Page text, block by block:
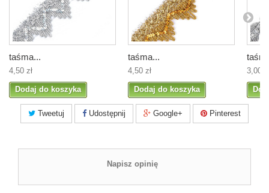
taśma...
4,50 zł
Dodaj do koszyka
taśma...
4,50 zł
Dodaj do koszyka
3,00
Tweetuj Udostępnij Google+ Pinterest
Napisz opinię